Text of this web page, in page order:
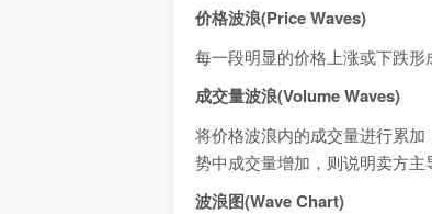
价格波浪(Price Waves)
每一段明显的价格上涨或下跌形
成交量波浪(Volume Waves)
将价格波浪内的成交量进行累
势中成交量增加，则说明卖方主
波浪图(Wave Chart)